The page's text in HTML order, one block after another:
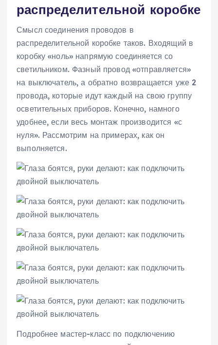
распределительной коробке
Смысл соединения проводов в
распределительной коробке таков. Входящий в
коробку «ноль» напрямую соединяется со
светильником. Фазный провод «отправляется»
на выключатель, а обратно возвращается уже 2
провода, которые идут каждый на свою группу
осветительных приборов. Конечно, намного
удобнее, если весь монтаж производится «с
нуля». Рассмотрим на примерах, как он
выполняется.
Подробнее мастер-класс по подключению